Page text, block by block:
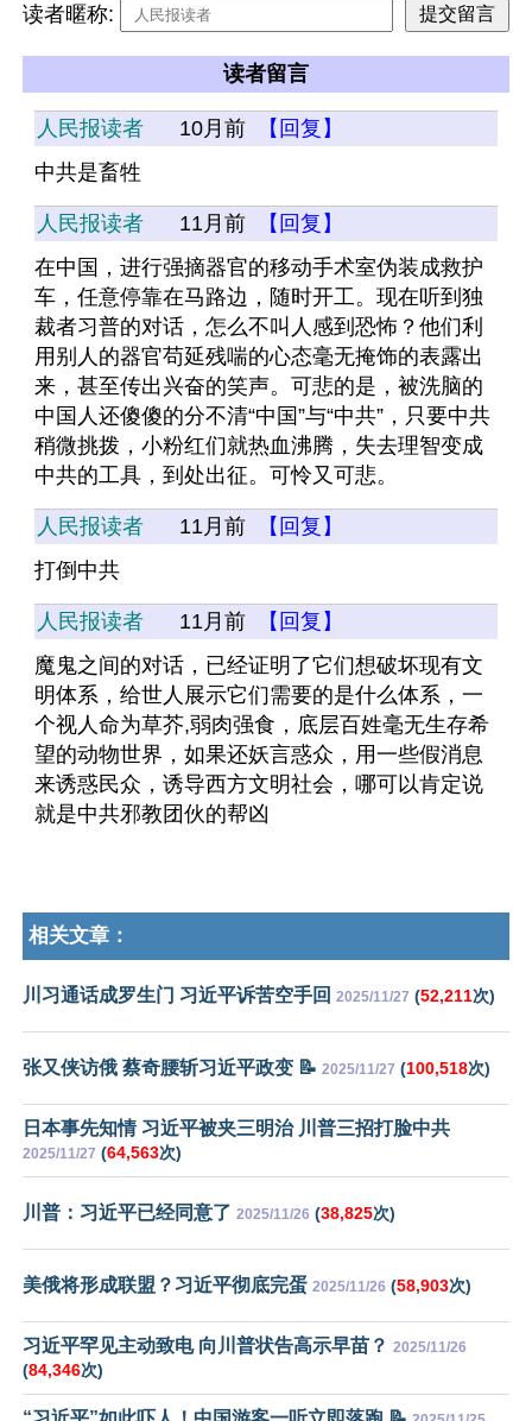
读者暱称:
读者留言
人民报读者 10月前
【回复】
中共是畜牲
人民报读者 11月前
【回复】
在中国，进行强摘器官的移动手术室伪装成救护
车，任意停靠在马路边，随时开工。现在听到独
裁者习普的对话，怎么不叫人感到恐怖？他们利
用别人的器官苟延残喘的心态毫无掩饰的表露出
来，甚至传出兴奋的笑声。可悲的是，被洗脑的
中国人还傻傻的分不清“中国”与“中共”，只要中共
稍微挑拨，小粉红们就热血沸腾，失去理智变成
中共的工具，到处出征。可怜又可悲。
人民报读者 11月前
【回复】
打倒中共
人民报读者 11月前
【回复】
魔鬼之间的对话，已经证明了它们想破坏现有文
明体系，给世人展示它们需要的是什么体系，一
个视人命为草芥,弱肉强食，底层百姓毫无生存希
望的动物世界，如果还妖言惑众，用一些假消息
来诱惑民众，诱导西方文明社会，哪可以肯定说
就是中共邪教团伙的帮凶
相关文章：
川习通话成罗生门 习近平诉苦空手回 2025/11/27 (52,211次)
张又侠访俄 蔡奇腰斩习近平政变 📝 2025/11/27 (100,518次)
日本事先知情 习近平被夹三明治 川普三招打脸中共
2025/11/27 (64,563次)
川普：习近平已经同意了 2025/11/26 (38,825次)
美俄将形成联盟？习近平彻底完蛋 2025/11/26 (58,903次)
习近平罕见主动致电 向川普状告高示早苗？ 2025/11/26
(84,346次)